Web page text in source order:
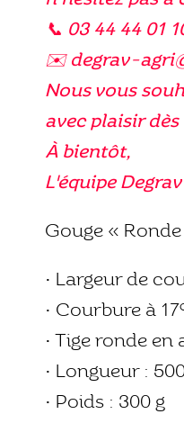
📞 03 44 44 01
✉️ degrav-
Nous vous
avec plaisir dès
À bientôt,
L'équipe
Gouge « Ronde
• Largeur de
• Courbure à
• Tige ronde
• Longueur :
• Poids : 300 g